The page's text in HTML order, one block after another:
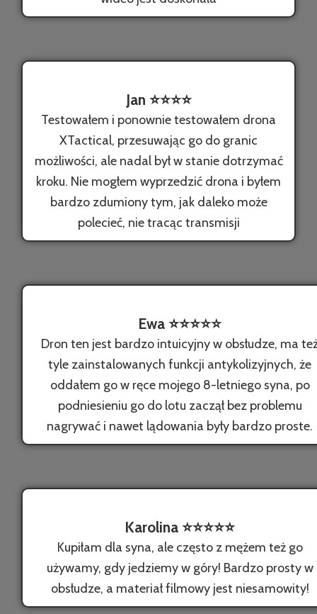
Jan ⭐️⭐️⭐️⭐️
Testowałem i ponownie testowałem drona
XTactical, przesuwając go do granic
możliwości, ale nadal był w stanie dotrzymać
kroku. Nie mogłem wyprzedzić drona i byłem
bardzo zdumiony tym, jak daleko może
polecieć, nie tracąc transmisji
Ewa ⭐️⭐️⭐️⭐️⭐️
Dron ten jest bardzo intuicyjny w obsłudze, ma
tyle zainstalowanych funkcji antykolizyjnych, że
oddałem go w ręce mojego 8-letniego syna, po
podniesieniu go do lotu zaczął bez problemu
nagrywać i nawet lądowania były bardzo proste.
Karolina ⭐️⭐️⭐️⭐️⭐️
Kupiłam dla syna, ale często z mężem też go
używamy, gdy jedziemy w góry! Bardzo prosty w
obsłudze, a materiał filmowy jest niesamowity!